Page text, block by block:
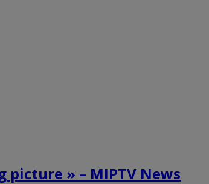
» – MIPTV News